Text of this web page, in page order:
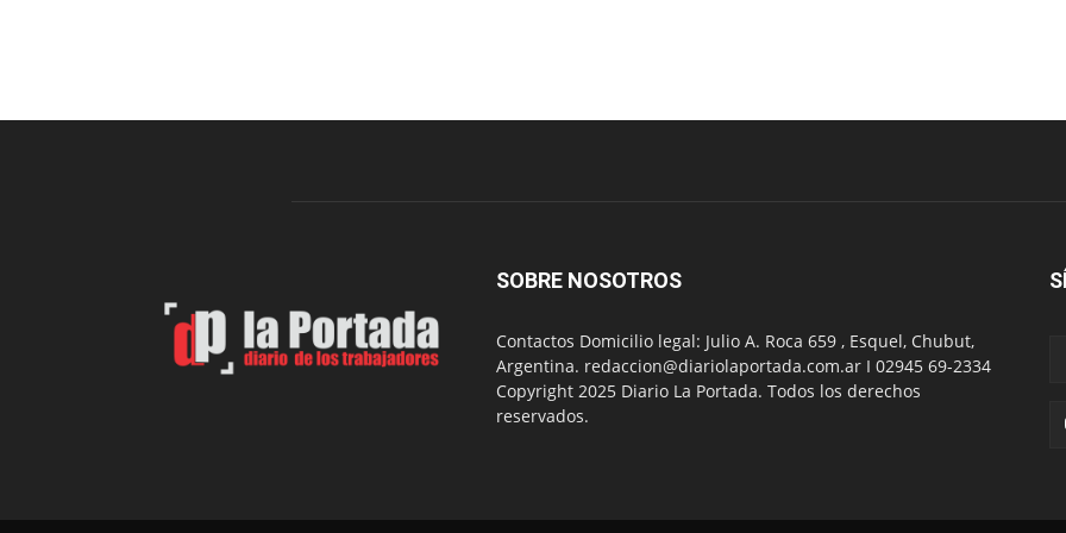
SOBRE NOSOTROS
Contactos Domicilio legal: Julio A. Roca 659 , Esquel, Chubut,
Argentina. redaccion@diariolaportada.com.ar I 02945 69-2334
Copyright 2025 Diario La Portada. Todos los derechos
reservados.